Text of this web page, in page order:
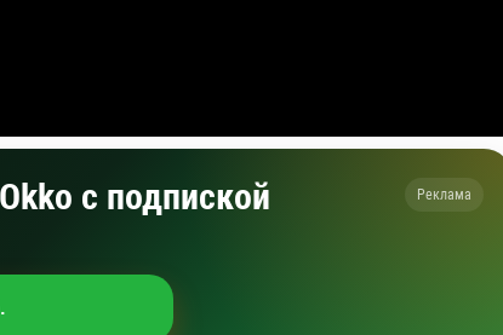
с подпиской
Реклама